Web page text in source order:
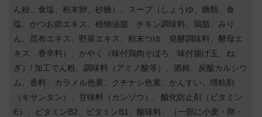
ん粉、食塩、粉末卵、砂糖）、スープ（しょうゆ、糖類、食
塩、かつお節エキス、植物油脂、チキン調味料、鶏脂、みり
ん、昆布エキス、野菜エキス、粉末つゆ、発酵調味料、酵母エ
キス、香辛料）、かやく（味付鶏肉そぼろ、味付揚げ玉、ね
ぎ）/ 加工でん粉、調味料（アミノ酸等）、酒精、炭酸カルシウ
ム、香料、カラメル色素、クチナシ色素、かんすい、増粘剤
（キサンタン）、甘味料（カンゾウ）、酸化防止剤（ビタミン
E）、ビタミンB2、ビタミンB1、酸味料、（一部に小麦・卵・